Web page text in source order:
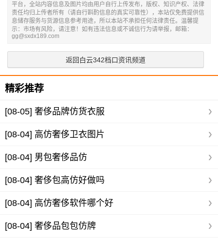
平台，全站内容信息及图片均由用户自行上传发布，版权、知识产权、法律
责任均归上传者所有（请自行斟酌信息的真实可靠性），本站仅免费提供信
息储存服务与货源信息参考用途，所以本站不承担任何法律责任。温馨提
示：市场有风险，请注意！如有违法信息或不诚信行为请举报，邮箱：
gg@sxdx189.com
返回白云342档口资讯频道
精彩推荐
[08-05] 奢侈品牌仿货衣服
[08-04] 高仿奢侈卫衣图片
[08-04] 男包奢侈品仿
[08-04] 奢侈包高仿好做吗
[08-04] 高仿奢侈软件哪个好
[08-04] 奢侈品包包仿牌